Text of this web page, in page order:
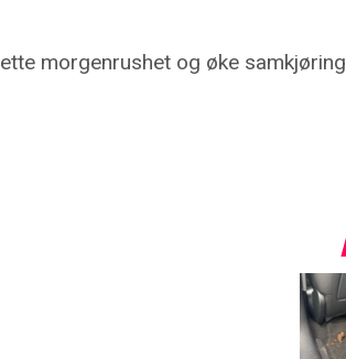
morgenrushet og øke samkjøring